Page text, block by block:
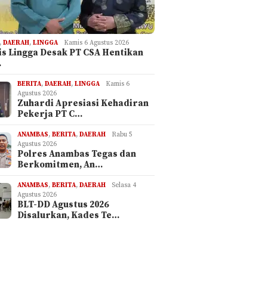
,DAERAH,LINGGA Kamis 6 Agustus 2026
Lingga Desak PT CSA Hentikan
BERITA,DAERAH,LINGGA
Kamis 6
Agustus 2026
Zuhardi Apresiasi Kehadiran
Pekerja PT C…
ANAMBAS,BERITA,DAERAH
Rabu 5
Agustus 2026
Polres Anambas Tegas dan
Berkomitmen, An…
ANAMBAS,BERITA,DAERAH
Selasa 4
Agustus 2026
BLT-DD Agustus 2026
Disalurkan, Kades Te…